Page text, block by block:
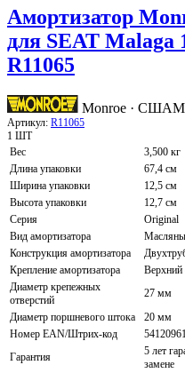
Амортизатор
для SEAT Malaga
R11065
Monroe · США
Артикул: R11065
1 ШТ
Вес
3,500 кг
Длина упаковки
67,4 см
Ширина упаковки
12,5 см
Высота упаковки
12,7 см
Серия
Original
Вид амортизатора
Конструкция амортизатора
Крепление амортизатора
Верхний
Диаметр крепежных
отверстий
27 мм
Диаметр поршневого штока
20 мм
Номер EAN/Штрих-код
Гарантия
5 лет
замене